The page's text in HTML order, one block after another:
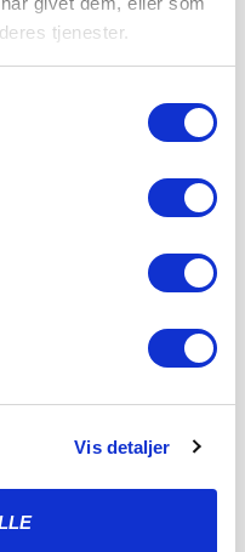
tjenester.
Vis detaljer
SÆLGER